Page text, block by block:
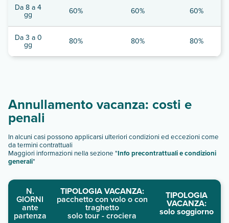
Da 8 a 4
gg 60% 60% 60%
Da 3 a 0
gg 80% 80% 80%
Annullamento vacanza: costi e
penali
In alcuni casi possono applicarsi ulteriori condizioni ed eccezioni come
da termini contrattuali
Maggiori informazioni nella sezione "Info precontrattuali e condizioni
generali"
N.
GIORNI
ante
partenza
TIPOLOGIA VACANZA:
pacchetto con volo o con
traghetto
solo tour - crociera
TIPOLOGIA
VACANZA:
solo soggiorno